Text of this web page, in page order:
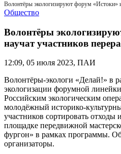
Общество
Волонтёры
научат участников
12:09, 05 июля 2023, ПАИ
Волонтёры-экологи «Делай!» в
экологизации форумной
Российским экологическим
молодёжный историко-
участников сортировать отходы
площадке передвижной
фургон» в рамках программы.
организаторы.